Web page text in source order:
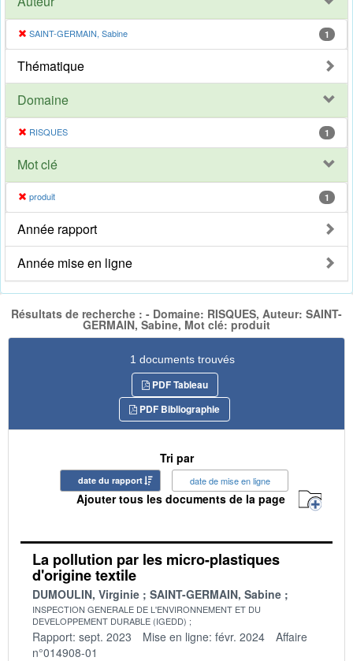
SAINT-GERMAIN, Sabine 1
Thématique
Domaine
RISQUES 1
Mot clé
produit 1
Année rapport
Année mise en ligne
Résultats de recherche : - Domaine: RISQUES, Auteur: SAINT-
GERMAIN, Sabine, Mot clé: produit
1 documents trouvés
PDF Tableau
PDF Bibliographie
Tri par
date du rapport date de mise en ligne
Ajouter tous les documents de la page
La pollution par les micro-plastiques
d'origine textile
DUMOULIN, Virginie SAINT-GERMAIN, Sabine
INSPECTION GENERALE DE L'ENVIRONNEMENT ET DU
DEVELOPPEMENT DURABLE (IGEDD)
Rapport: sept. 2023 Mise en ligne: févr. 2024
Affaire
n°014908-01